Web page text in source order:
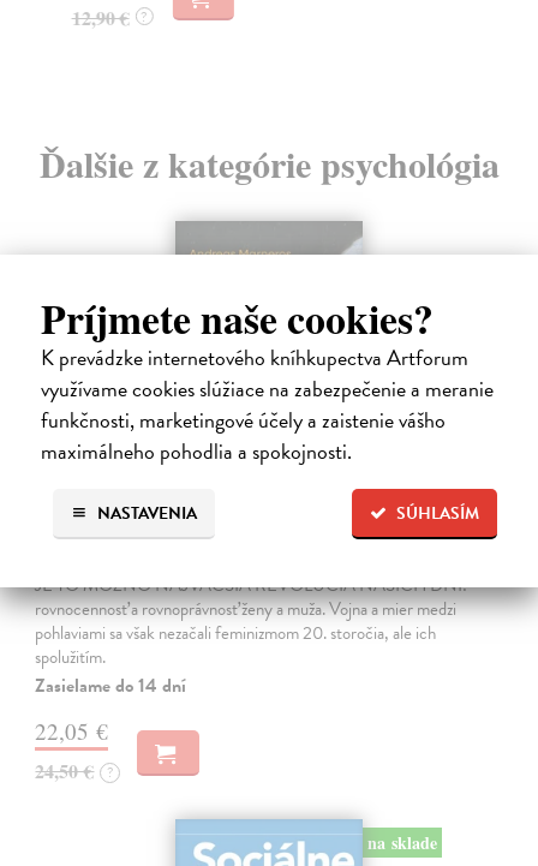
Príjmete naše cookies?
K prevádzke internetového kníhkupectva Artforum
využívame cookies slúžiace na zabezpečenie a meranie
funkčnosti, marketingové účely a zaistenie vášho
maximálneho pohodlia a spokojnosti.
SÚHLASÍM
NASTAVENIA
12,90 € ?
Ďalšie z kategórie psychológia
Trpkejšia ako smrť je žena
JE TO MOŽNO NAJVÄČŠIA REVOLÚCIA NAŠICH DNÍ:
rovnocennosť a rovnoprávnosť ženy a muža. Vojna a mier medzi
pohlaviami sa však nezačali feminizmom 20. storočia, ale ich
spolužitím.
Zasielame do 14 dní
22,05 €
24,50 € ?
na sklade